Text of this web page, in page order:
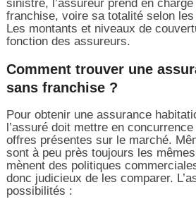
sinistre, l’assureur prend en
franchise, voire sa totalité selon
Les montants et niveaux de
fonction des assureurs.
Comment trouver une
sans franchise ?
Pour obtenir une assurance
l’assuré doit mettre en
offres présentes sur le marché.
sont à peu près toujours les
mènent des politiques
donc judicieux de les comparer.
possibilités :